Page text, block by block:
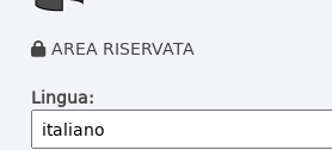
AREA RISERVATA
Lingua